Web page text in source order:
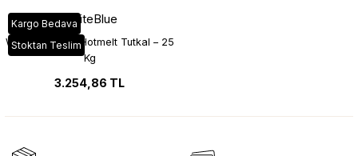
Kargo Bedava
Stoktan Teslim
WhiteBlue
WhiteBlue 702 Hotmelt Tutkal – 25
Kg
3.254,86 TL